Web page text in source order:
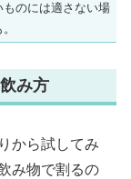
ものには適さない場
み方
から試してみ
み物で割るの